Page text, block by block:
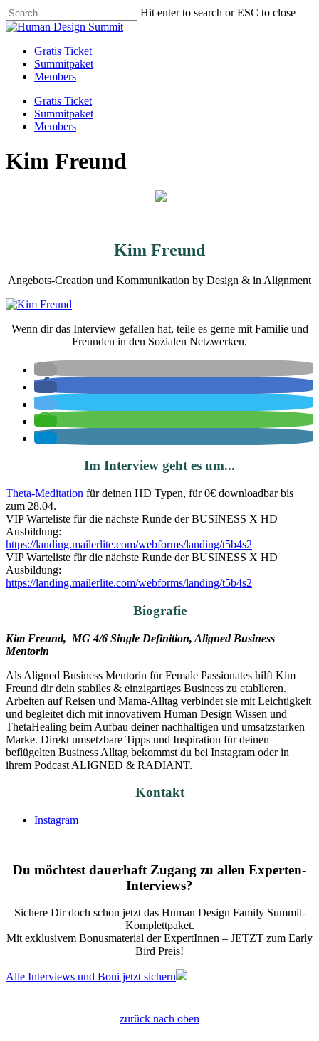
Skip
to
content
Hit enter to search or ESC to close
Close
Menu
Gratis Ticket
Summitpaket
Members
Gratis Ticket
Summitpaket
Members
Kim Freund
Kim Freund
Angebots-Creation und Kommunikation by Design & in Alignment
Wenn dir das Interview gefallen hat, teile es gerne mit Familie und
Freunden in den Sozialen Netzwerken.
Im Interview geht es um...
Theta-Meditation für deinen HD Typen, für 0€ downloadbar bis
zum 28.04.
VIP Warteliste für die nächste Runde der BUSINESS X HD
Ausbildung:
https://landing.mailerlite.com/webforms/landing/t5b4s2
VIP Warteliste für die nächste Runde der BUSINESS X HD
Ausbildung:
https://landing.mailerlite.com/webforms/landing/t5b4s2
Biografie
Kim Freund, MG 4/6 Single Definition, Aligned Business
Mentorin
Als Aligned Business Mentorin für Female Passionates hilft Kim
Freund dir dein stabiles & einzigartiges Business zu etablieren.
Arbeiten auf Reisen und Mama-Alltag verbindet sie mit Leichtigkeit
und begleitet dich mit innovativem Human Design Wissen und
ThetaHealing beim Aufbau deiner nachhaltigen und umsatzstarken
Marke. Direkt umsetzbare Tipps und Inspiration für deinen
beflügelten Business Alltag bekommst du bei Instagram oder in
ihrem Podcast ALIGNED & RADIANT.
Kontakt
Instagram
Du möchtest dauerhaft Zugang zu allen Experten-
Interviews?
Sichere Dir doch schon jetzt das Human Design Family Summit-
Komplettpaket.
Mit exklusivem Bonusmaterial der ExpertInnen – JETZT zum Early
Bird Preis!
Alle Interviews und Boni jetzt sichern
zurück nach oben